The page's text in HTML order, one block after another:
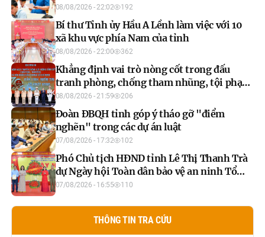
08/08/2026 - 22:02 192
Bí thư Tỉnh ủy Hầu A Lềnh làm việc với 10
xã khu vực phía Nam của tỉnh
08/08/2026 - 22:00 362
Khẳng định vai trò nòng cốt trong đấu
tranh phòng, chống tham nhũng, tội phạm
kinh tế
08/08/2026 - 21:59 206
Đoàn ĐBQH tỉnh góp ý tháo gỡ "điểm
nghẽn" trong các dự án luật
07/08/2026 - 17:32 102
Phó Chủ tịch HĐND tỉnh Lê Thị Thanh Trà
dự Ngày hội Toàn dân bảo vệ an ninh Tổ
quốc năm 2026 xã Xuân Vân
07/08/2026 - 16:55 110
THÔNG TIN TRA CỨU